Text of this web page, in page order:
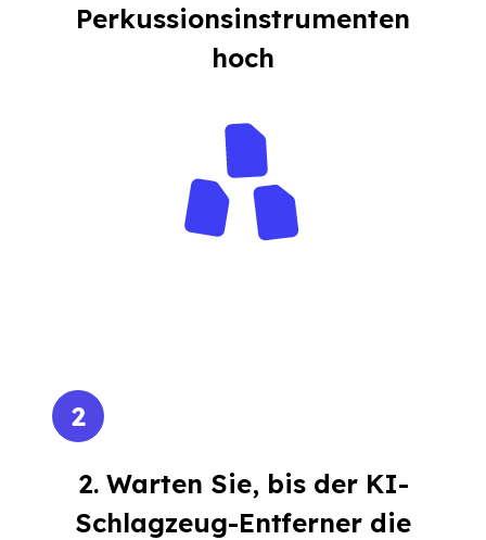
Perkussionsinstrumenten
hoch
2
2. Warten Sie, bis der KI-
Schlagzeug-Entferner die